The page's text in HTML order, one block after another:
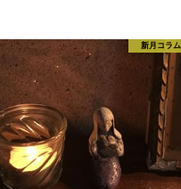
新月コラム